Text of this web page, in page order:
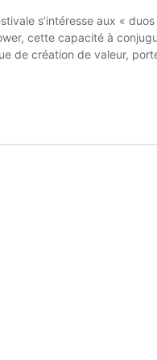
s’intéresse aux «
cette capacité à
de création de valeur,